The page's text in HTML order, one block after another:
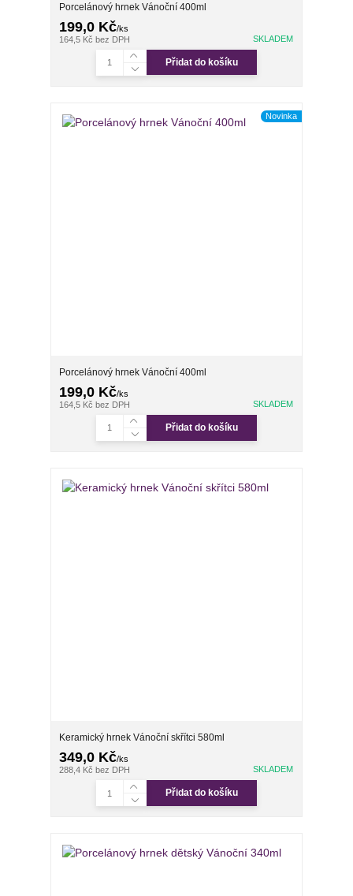
Porcelánový hrnek Vánoční 400ml
199,0 Kč/ks
164,5 Kčbez DPH SKLADEM
Přidat do košíku
Novinka
Porcelánový hrnek Vánoční 400ml
199,0 Kč/ks
164,5 Kčbez DPH SKLADEM
Přidat do košíku
Keramický hrnek Vánoční skřítci 580ml
349,0 Kč/ks
288,4 Kč bez DPH SKLADEM
Přidat do košíku